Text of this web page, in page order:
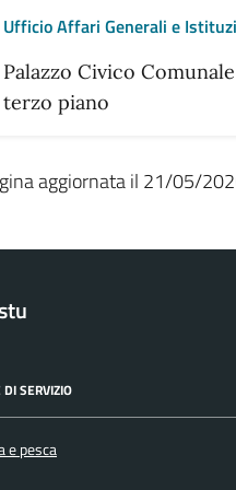
Ufficio Affari Generali e
Palazzo Civico
terzo piano
aggiornata il 21/05/
DI SERVIZIO
e pesca